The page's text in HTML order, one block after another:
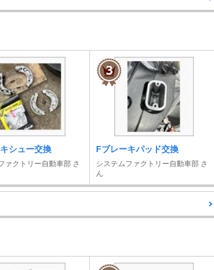
シュー交換
ァクトリー自動車部 さ
Fブレーキパッド交換
システムファクトリー自動車部 さ
ん